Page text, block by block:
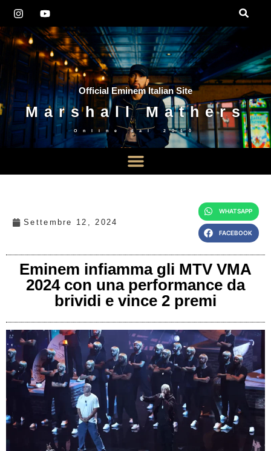
Official Eminem Italian Site
Marshall Mathers
Online dal 2010
Settembre 12, 2024
WHATSAPP
FACEBOOK
Eminem infiamma gli MTV VMA
2024 con una performance da
brividi e vince 2 premi